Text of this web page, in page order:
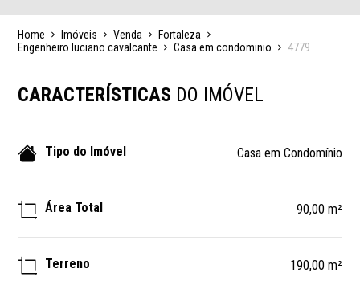
Home Imóveis Venda
Fortaleza
Engenheiro luciano cavalcante
Casa em condominio 4779
CARACTERÍSTICAS DO IMÓVEL
Tipo do Imóvel Casa em Condomínio
Área Total 90,00 m²
Terreno 190,00 m²